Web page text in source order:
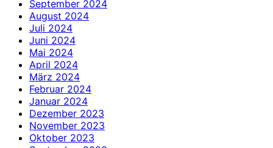
September 2024
August 2024
Juli 2024
Juni 2024
Mai 2024
April 2024
März 2024
Februar 2024
Januar 2024
Dezember 2023
November 2023
Oktober 2023